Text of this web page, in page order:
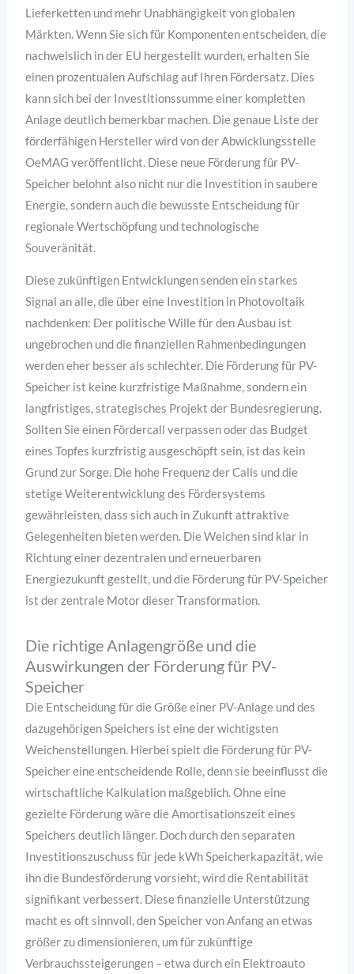
Lieferketten und mehr Unabhängigkeit von globalen
Märkten. Wenn Sie sich für Komponenten entscheiden, die
nachweislich in der EU hergestellt wurden, erhalten Sie
einen prozentualen Aufschlag auf Ihren Fördersatz. Dies
kann sich bei der Investitionssumme einer kompletten
Anlage deutlich bemerkbar machen. Die genaue Liste der
förderfähigen Hersteller wird von der Abwicklungsstelle
OeMAG veröffentlicht. Diese neue Förderung für PV-
Speicher belohnt also nicht nur die Investition in saubere
Energie, sondern auch die bewusste Entscheidung für
regionale Wertschöpfung und technologische
Souveränität.
Diese zukünftigen Entwicklungen senden ein starkes
Signal an alle, die über eine Investition in Photovoltaik
nachdenken: Der politische Wille für den Ausbau ist
ungebrochen und die finanziellen Rahmenbedingungen
werden eher besser als schlechter. Die Förderung für PV-
Speicher ist keine kurzfristige Maßnahme, sondern ein
langfristiges, strategisches Projekt der Bundesregierung.
Sollten Sie einen Fördercall verpassen oder das Budget
eines Topfes kurzfristig ausgeschöpft sein, ist das kein
Grund zur Sorge. Die hohe Frequenz der Calls und die
stetige Weiterentwicklung des Fördersystems
gewährleisten, dass sich auch in Zukunft attraktive
Gelegenheiten bieten werden. Die Weichen sind klar in
Richtung einer dezentralen und erneuerbaren
Energiezukunft gestellt, und die Förderung für PV-Speicher
ist der zentrale Motor dieser Transformation.
Die richtige Anlagengröße und die
Auswirkungen der Förderung für PV-
Speicher
Die Entscheidung für die Größe einer PV-Anlage und des
dazugehörigen Speichers ist eine der wichtigsten
Weichenstellungen. Hierbei spielt die Förderung für PV-
Speicher eine entscheidende Rolle, denn sie beeinflusst die
wirtschaftliche Kalkulation maßgeblich. Ohne eine
gezielte Förderung wäre die Amortisationszeit eines
Speichers deutlich länger. Doch durch den separaten
Investitionszuschuss für jede kWh Speicherkapazität, wie
ihn die Bundesförderung vorsieht, wird die Rentabilität
signifikant verbessert. Diese finanzielle Unterstützung
macht es oft sinnvoll, den Speicher von Anfang an etwas
größer zu dimensionieren, um für zukünftige
Verbrauchssteigerungen – etwa durch ein Elektroauto